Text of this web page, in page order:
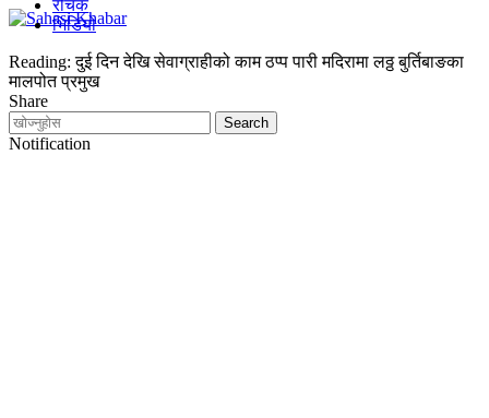
रोचक
भिडियो
Reading: दुई दिन देखि सेवाग्राहीको काम ठप्प पारी मदिरामा लठ्ठ बुर्तिबाङका
मालपोत प्रमुख
Share
Notification